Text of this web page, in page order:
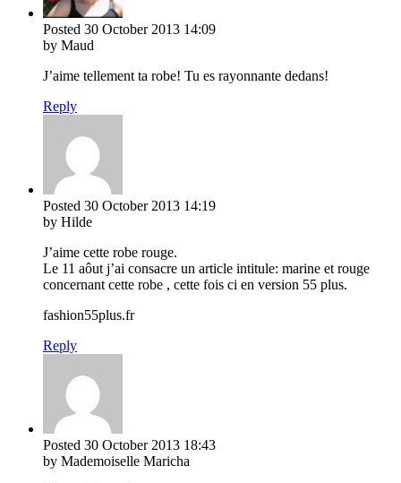
Posted 30 October 2013 14:09
by Maud
J’aime tellement ta robe! Tu es rayonnante dedans!
Reply
Posted 30 October 2013 14:19
by Hilde
J’aime cette robe rouge.
Le 11 aôut j’ai consacre un article intitule: marine et rouge
concernant cette robe , cette fois ci en version 55 plus.
fashion55plus.fr
Reply
Posted 30 October 2013 18:43
by Mademoiselle Maricha